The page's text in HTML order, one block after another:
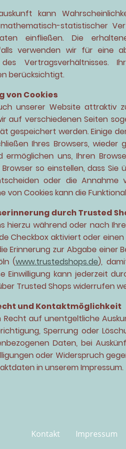
kann
statistischer
einfließen. Die
verwenden wir für eine
des Vertragsverhältnisses.
berücksichtigt.
von Cookies
unserer Website attraktiv
auf verschiedenen Seiten
gespeichert werden. Einige
Ihres Browsers, wieder
ermöglichen uns, Ihren
so einstellen, dass
oder die Annahme
von Cookies kann die
durch Trusted
hierzu während oder nach
Checkbox aktiviert oder
Erinnerung zur Abgabe einer
(www.trustedshops.de),
Einwilligung kann jederzeit
Trusted Shops widerrufen
und Kontaktmöglichkeit
Recht auf unentgeltliche
Sperrung oder
Daten, bei
oder Widerspruch
in unserem Impressum.
Kontakt Impressum